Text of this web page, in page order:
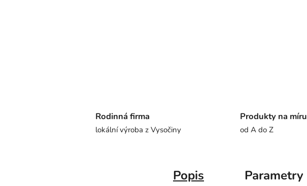
Rodinná firma
lokální výroba z Vysočiny
Produkty na míru
od A do Z
Popis Parametry